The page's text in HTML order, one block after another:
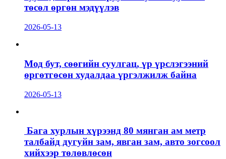
төсөл өргөн мэдүүлэв
2026-05-13
Мод бут, сөөгийн суулгац, үр үрслэгээний
өргөтгөсөн худалдаа үргэлжилж байна
2026-05-13
Бага хурлын хүрээнд 80 мянган ам метр
талбайд дугуйн зам, явган зам, авто зогсоол
хийхээр төлөвлөсөн